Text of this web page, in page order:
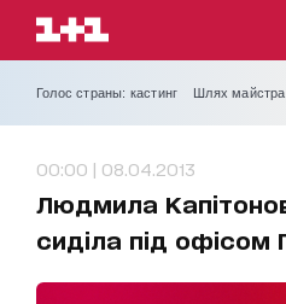
Голос страны: кастинг Шлях
00:00 | 08.04.2013
Людмила
сиділа під офісом